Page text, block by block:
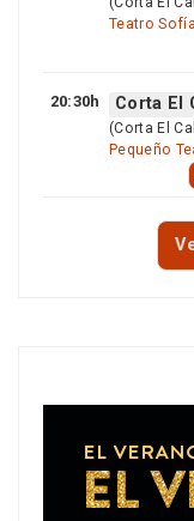
Teatro Sofía
20:30h Corta El
(Corta El
Pequeño